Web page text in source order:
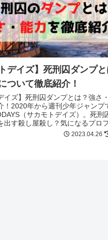
デイズ】死刑囚ダンプ
ついて徹底紹介！
イズ】死刑囚ダンプとは？強さ
！2020年から週刊少年ジャンプ
（サカモトデイズ）。死刑
出す殺し屋殺し？気になるプロ
2023.04.26